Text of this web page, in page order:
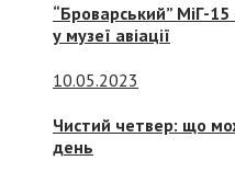
“Броварський” МіГ-
у музеї авіації
10.05.2023
Чистий четвер: що
день